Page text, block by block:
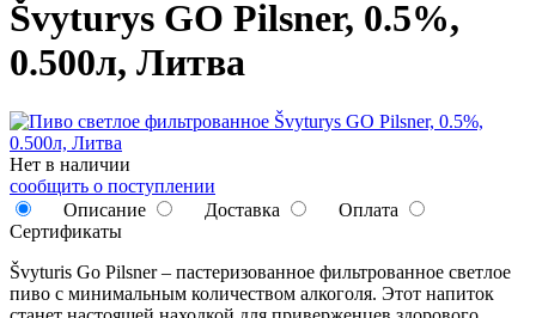
Švyturys GO Pilsner, 0.5%,
0.500л, Литва
Нет в наличии
сообщить о поступлении
Описание
Доставка
Оплата
Сертификаты
Švyturis Go Pilsner – пастеризованное фильтрованное светлое
пиво с минимальным количеством алкоголя. Этот напиток